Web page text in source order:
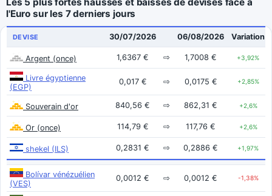
l'Euro sur les 7 derniers jours
DEVISE 30/07/2026 06/08/2026 Variation
Argent (once) 1,6367 € ⇨ 1,7008 € +3,92%
Livre égyptienne
(EGP)
0,017 € ⇨ 0,0175 € +2,85%
Souverain d'or 840,56 € ⇨ 862,31 € +2,6%
Or (once) 114,79 € ⇨ 117,76 € +2,6%
shekel (ILS) 0,2831 € ⇨ 0,2886 € +1,97%
Bolívar vénézuélien
(VES)
0,0012 € ⇨ 0,0012 € -1,38%